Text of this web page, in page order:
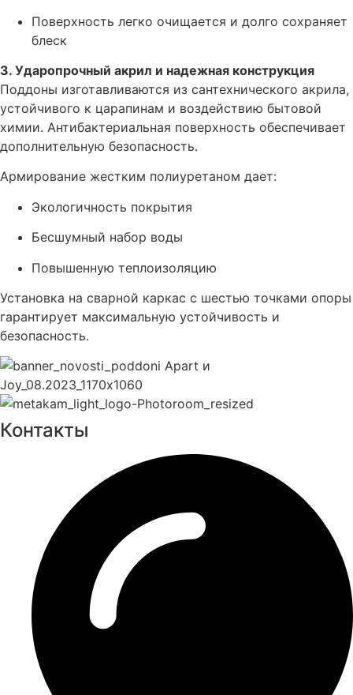
Поверхность легко очищается и долго сохраняет
блеск
3. Ударопрочный акрил и надежная конструкция
Поддоны изготавливаются из сантехнического акрила,
устойчивого к царапинам и воздействию бытовой
химии. Антибактериальная поверхность обеспечивает
дополнительную безопасность.
Армирование жестким полиуретаном дает:
Экологичность покрытия
Бесшумный набор воды
Повышенную теплоизоляцию
Установка на сварной каркас с шестью точками опоры
гарантирует максимальную устойчивость и
безопасность.
Контакты